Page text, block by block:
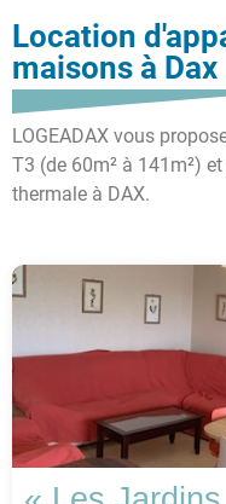
Location
maisons à Dax
LOGEADAX vous
T3 (de 60m² à 141m²)
thermale à DAX.